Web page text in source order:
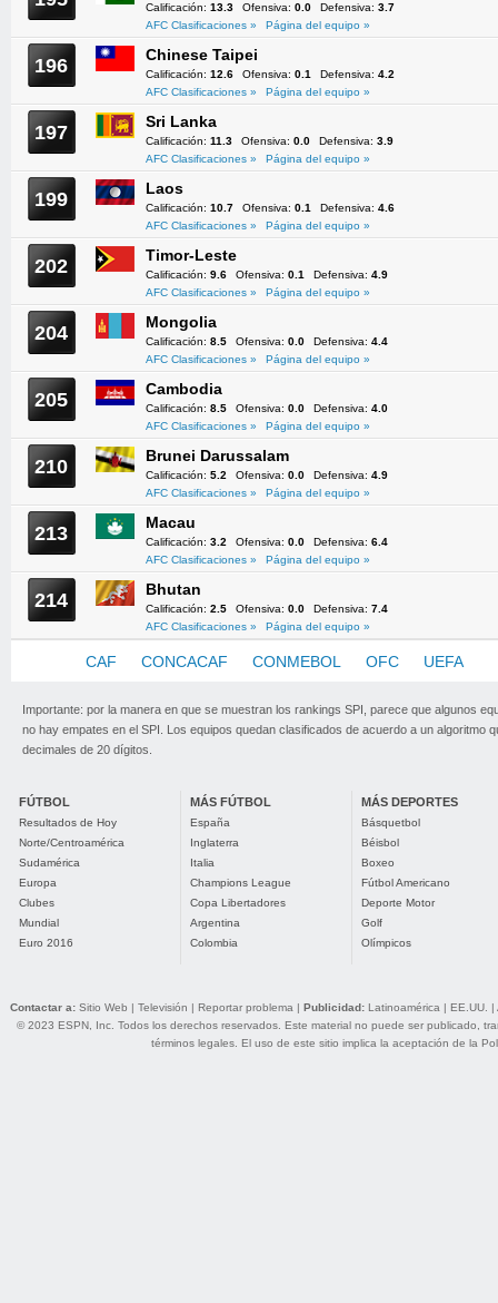
Calificación: 13.3 Ofensiva: 0.0 Defensiva: 3.7
AFC Clasificaciones »
Página del equipo »
196 Chinese Taipei
Calificación: 12.6 Ofensiva: 0.1 Defensiva: 4.2
AFC Clasificaciones »
Página del equipo »
197 Sri Lanka
Calificación: 11.3 Ofensiva: 0.0 Defensiva: 3.9
AFC Clasificaciones »
Página del equipo »
199 Laos
Calificación: 10.7 Ofensiva: 0.1 Defensiva: 4.6
AFC Clasificaciones »
Página del equipo »
202 Timor-Leste
Calificación: 9.6 Ofensiva: 0.1 Defensiva: 4.9
AFC Clasificaciones »
Página del equipo »
204 Mongolia
Calificación: 8.5 Ofensiva: 0.0 Defensiva: 4.4
AFC Clasificaciones »
Página del equipo »
205 Cambodia
Calificación: 8.5 Ofensiva: 0.0 Defensiva: 4.0
AFC Clasificaciones »
Página del equipo »
210 Brunei Darussalam
Calificación: 5.2 Ofensiva: 0.0 Defensiva: 4.9
AFC Clasificaciones »
Página del equipo »
213 Macau
Calificación: 3.2 Ofensiva: 0.0 Defensiva: 6.4
AFC Clasificaciones »
Página del equipo »
214 Bhutan
Calificación: 2.5 Ofensiva: 0.0 Defensiva: 7.4
AFC Clasificaciones »
Página del equipo »
CAF CONCACAF CONMEBOL OFC UEFA
Importante: por la manera en que se muestran los rankings SPI, parece que algunos
no hay empates en el SPI. Los equipos quedan clasificados de acuerdo a un algoritmo
decimales de 20 dígitos.
FÚTBOL
Resultados de Hoy
Norte/Centroamérica
Sudamérica
Europa
Clubes
Mundial
Euro 2016
MÁS FÚTBOL
España
Inglaterra
Italia
Champions League
Copa Libertadores
Argentina
Colombia
MÁS DEPORTES
Básquetbol
Béisbol
Boxeo
Fútbol Americano
Deporte Motor
Golf
Olímpicos
Contactar a: Sitio Web | Televisión | Reportar problema | Publicidad: Latinoamérica | EE.UU. |
© 2023 ESPN, Inc. Todos los derechos reservados. Este material no puede ser publicado,
términos legales. El uso de este sitio implica la aceptación de la